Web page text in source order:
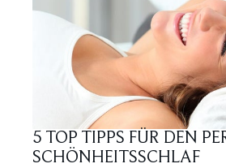
5 TOP TIPPS FÜR DEN
SCHÖNHEITSSCHLAF